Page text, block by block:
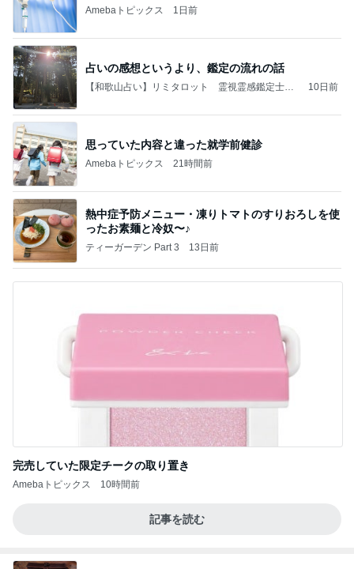
Amebaトピックス 1日前
占いの感想というより、鑑定の流れの話
【和歌山占い】リミタロット 霊視霊感鑑定士日
10日前
思っていた内容と違った就学前健診
Amebaトピックス 21時間前
熱中症予防メニュー・凍りトマトのすりおろしを使
ったお素麺と冷奴〜♪
ティーガーデン Part 3 13日前
完売していた限定チークの取り置き
Amebaトピックス 10時間前
記事を読む